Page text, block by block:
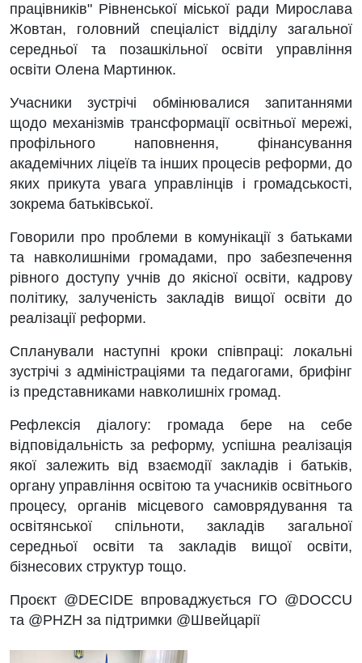
працівників" Рівненської міської ради Мирослава
Жовтан, головний спеціаліст відділу загальної
середньої та позашкільної освіти управління
освіти Олена Мартинюк.
Учасники зустрічі обмінювалися запитаннями
щодо механізмів трансформації освітньої мережі,
профільного наповнення, фінансування
академічних ліцеїв та інших процесів реформи, до
яких прикута увага управлінців і громадськості,
зокрема батьківської.
Говорили про проблеми в комунікації з батьками
та навколишніми громадами, про забезпечення
рівного доступу учнів до якісної освіти, кадрову
політику, залученість закладів вищої освіти до
реалізації реформи.
Спланували наступні кроки співпраці: локальні
зустрічі з адміністраціями та педагогами, брифінг
із представниками навколишніх громад.
Рефлексія діалогу: громада бере на себе
відповідальність за реформу, успішна реалізація
якої залежить від взаємодії закладів і батьків,
органу управління освітою та учасників освітнього
процесу, органів місцевого самоврядування та
освітянської спільноти, закладів загальної
середньої освіти та закладів вищої освіти,
бізнесових структур тощо.
Проєкт @DECIDE впроваджується ГО @DOCCU
та @PHZH за підтримки @Швейцарії